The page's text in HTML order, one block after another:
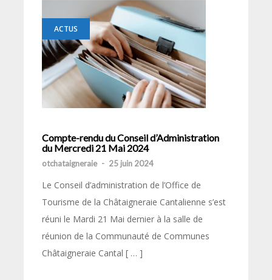
ACTUS
Compte-rendu du Conseil d’Administration
du Mercredi 21 Mai 2024
otchataigneraie - 25 juin 2024
Le Conseil d’administration de l’Office de
Tourisme de la Châtaigneraie Cantalienne s’est
réuni le Mardi 21 Mai dernier à la salle de
réunion de la Communauté de Communes
Châtaigneraie Cantal [ … ]